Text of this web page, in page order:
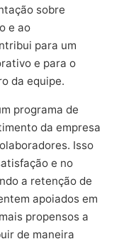
sobre
e ao
para um
e para o
da equipe.
programa de
da empresa
Isso
e no
a retenção de
apoiados em
propensos a
de maneira